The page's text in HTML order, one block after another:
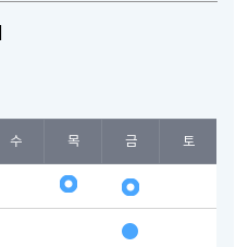
수 목 금 토